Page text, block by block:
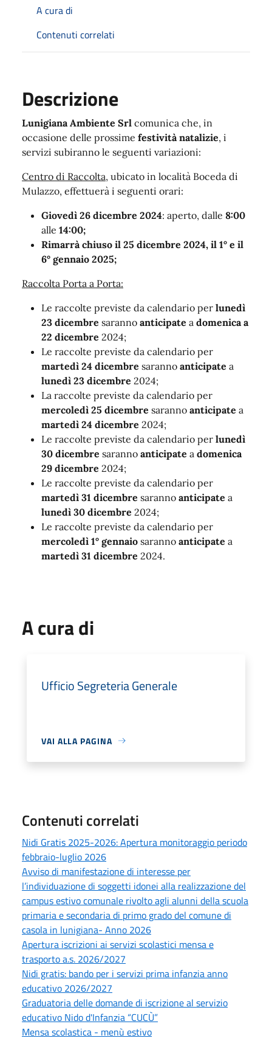
A cura di
Contenuti correlati
Descrizione
Lunigiana Ambiente Srl comunica che, in
occasione delle prossime festività natalizie, i
servizi subiranno le seguenti variazioni:
Centro di Raccolta, ubicato in località Boceda di
Mulazzo, effettuerà i seguenti orari:
Giovedì 26 dicembre 2024: aperto, dalle 8:00
alle 14:00;
Rimarrà chiuso il 25 dicembre 2024, il 1° e il
6° gennaio 2025;
Raccolta Porta a Porta:
Le raccolte previste da calendario per lunedì
23 dicembre saranno anticipate a domenica a
22 dicembre 2024;
Le raccolte previste da calendario per
martedì 24 dicembre saranno anticipate a
lunedì 23 dicembre 2024;
La raccolte previste da calendario per
mercoledì 25 dicembre saranno anticipate a
martedì 24 dicembre 2024;
Le raccolte previste da calendario per lunedì
30 dicembre saranno anticipate a domenica
29 dicembre 2024;
Le raccolte previste da calendario per
martedì 31 dicembre saranno anticipate a
lunedì 30 dicembre 2024;
Le raccolte previste da calendario per
mercoledì 1° gennaio saranno anticipate a
martedì 31 dicembre 2024.
A cura di
Ufficio Segreteria Generale
VAI ALLA PAGINA
Contenuti correlati
Nidi Gratis 2025-2026: Apertura monitoraggio periodo
febbraio-luglio 2026
Avviso di manifestazione di interesse per
l’individuazione di soggetti idonei alla realizzazione del
campus estivo comunale rivolto agli alunni della scuola
primaria e secondaria di primo grado del comune di
casola in lunigiana- Anno 2026
Apertura iscrizioni ai servizi scolastici mensa e
trasporto a.s. 2026/2027
Nidi gratis: bando per i servizi prima infanzia anno
educativo 2026/2027
Graduatoria delle domande di iscrizione al servizio
educativo Nido d'Infanzia “CUCÙ”
Mensa scolastica - menù estivo